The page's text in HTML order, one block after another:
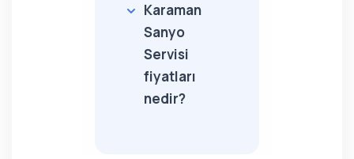
Karaman
Sanyo
Servisi
fiyatları
nedir?